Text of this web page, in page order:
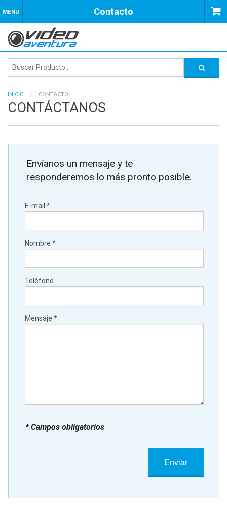
MENU Contacto
INICIO CONTACTO
CONTÁCTANOS
Envíanos un mensaje y te
responderemos lo más pronto posible.
E-mail *
Nombre *
Teléfono
Mensaje *
* Campos obligatorios